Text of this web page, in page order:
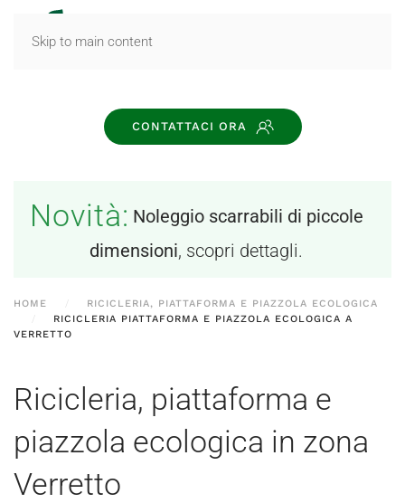
Skip to main content
CONTATTACI ORA
Novità: Noleggio scarrabili di piccole
dimensioni, scopri dettagli.
HOME
RICICLERIA, PIATTAFORMA E PIAZZOLA ECOLOGICA
RICICLERIA PIATTAFORMA E PIAZZOLA ECOLOGICA A
VERRETTO
Ricicleria, piattaforma e
piazzola ecologica in zona
Verretto